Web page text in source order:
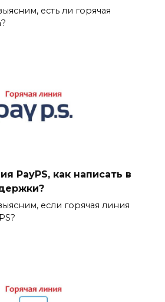
есть ли горячая
PayPS, как написать в
если горячая линия